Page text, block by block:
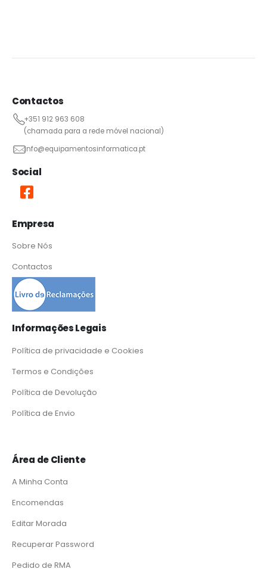
Contactos
+351 912 963 608
(chamada para a rede móvel nacional)
info@equipamentosinformatica.pt
Social
Empresa
Sobre Nós
Contactos
Informações Legais
Política de privacidade e Cookies
Termos e Condições
Política de Devolução
Política de Envio
Área de Cliente
A Minha Conta
Encomendas
Editar Morada
Recuperar Password
Pedido de RMA